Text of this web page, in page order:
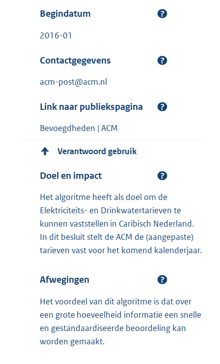
Begindatum
2016-01
Contactgegevens
acm-post@acm.nl
Link naar publiekspagina
Bevoegdheden | ACM
Verantwoord gebruik
Doel en impact
Het algoritme heeft als doel om de
Elektriciteits- en Drinkwatertarieven te
kunnen vaststellen in Caribisch Nederland.
In dit besluit stelt de ACM de (aangepaste)
tarieven vast voor het komend kalenderjaar.​
Afwegingen
Het voordeel van dit algoritme is dat over
een grote hoeveelheid informatie een snelle
en gestandaardiseerde beoordeling kan
worden gemaakt. ​